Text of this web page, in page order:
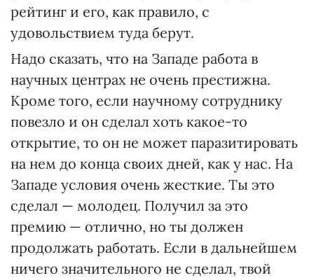
рейтинг и его, как правило, с
удовольствием туда берут.
Надо сказать, что на Западе работа в
научных центрах не очень престижна.
Кроме того, если научному сотруднику
повезло и он сделал хоть какое-то
открытие, то он не может паразитировать
на нем до конца своих дней, как у нас. На
Западе условия очень жесткие. Ты это
сделал — молодец. Получил за это
премию — отлично, но ты должен
продолжать работать. Если в дальнейшем
ничего значительного не сделал, твой